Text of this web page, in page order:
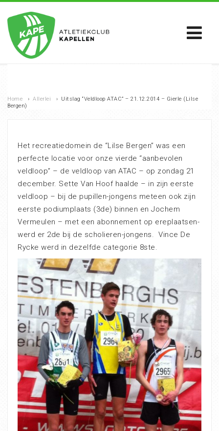
Home › Allerlei › Uitslag “Veldloop ATAC” – 21.12.2014 – Gierle (Lilse
Bergen)
Het recreatiedomein de “Lilse Bergen” was een
perfecte locatie voor onze vierde “aanbevolen
veldloop” – de veldloop van ATAC – op zondag 21
december. Sette Van Hoof haalde – in zijn eerste
veldloop – bij de pupillen-jongens meteen ook zijn
eerste podiumplaats (3de) binnen en Jochem
Vermeulen – met een abonnement op ereplaatsen-
werd er 2de bij de scholieren-jongens. Vince De
Rycke werd in dezelfde categorie 8ste.